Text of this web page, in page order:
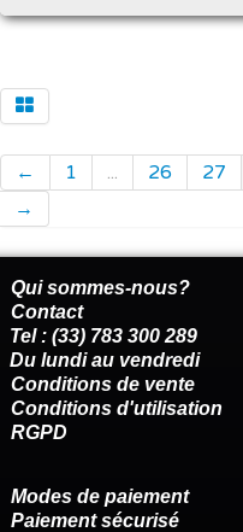
← 1 ... 26 27
→
Qui sommes-nous?
Contact
Tel : (33) 783 300 289
Du lundi au vendredi
Conditions de vente
Conditions d'utilisation
RGPD
Modes de paiement
Paiement sécurisé